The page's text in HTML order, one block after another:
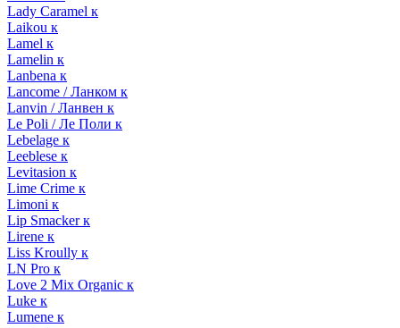
Lady Caramel к
Laikou к
Lamel к
Lamelin к
Lanbena к
Lancome / Ланком к
Lanvin / Ланвен к
Le Poli / Ле Поли к
Lebelage к
Leeblese к
Levitasion к
Lime Crime к
Limoni к
Lip Smacker к
Lirene к
Liss Kroully к
LN Pro к
Love 2 Mix Organic к
Luke к
Lumene к